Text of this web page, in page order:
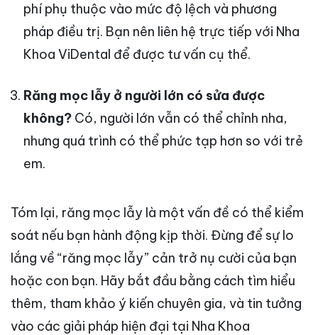
phí phụ thuộc vào mức độ lệch và phương
pháp điều trị. Bạn nên liên hệ trực tiếp với Nha
Khoa ViDental để được tư vấn cụ thể.
Răng mọc lẫy ở người lớn có sửa được
không? Có, người lớn vẫn có thể chỉnh nha,
nhưng quá trình có thể phức tạp hơn so với trẻ
em.
Tóm lại, răng mọc lẫy là một vấn đề có thể kiểm
soát nếu bạn hành động kịp thời. Đừng để sự lo
lắng về “răng mọc lẫy” cản trở nụ cười của bạn
hoặc con bạn. Hãy bắt đầu bằng cách tìm hiểu
thêm, tham khảo ý kiến chuyên gia, và tin tưởng
vào các giải pháp hiện đại tại Nha Khoa